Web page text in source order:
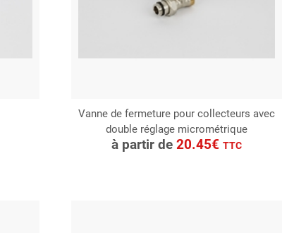
Vanne de fermeture pour collecteurs avec
double réglage micrométrique
à partir de20.45€TTC
CONSULTER
Demande de devis